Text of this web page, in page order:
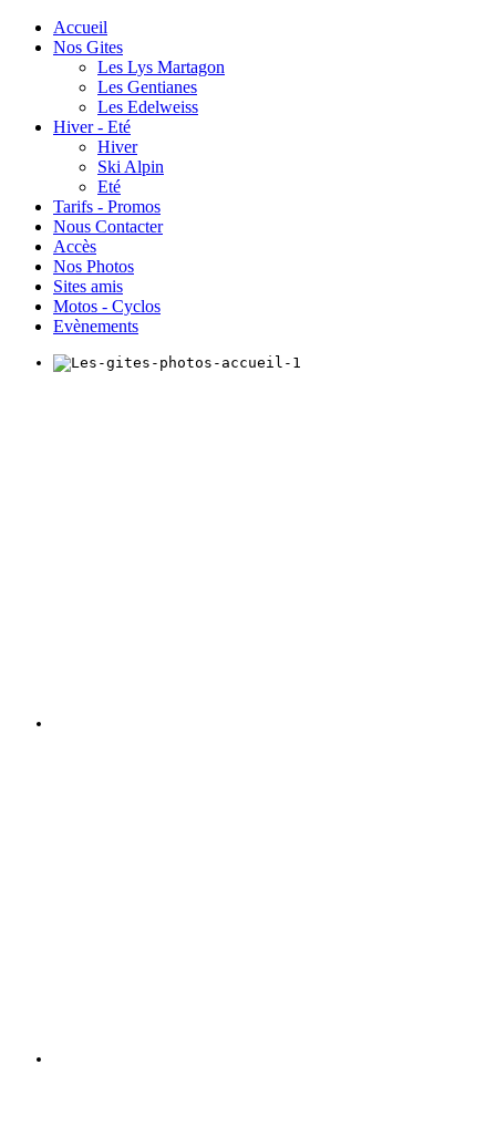
Accueil
Nos Gites
Les Lys Martagon
Les Gentianes
Les Edelweiss
Hiver - Eté
Hiver
Ski Alpin
Eté
Tarifs - Promos
Nous Contacter
Accès
Nos Photos
Sites amis
Motos - Cyclos
Evènements